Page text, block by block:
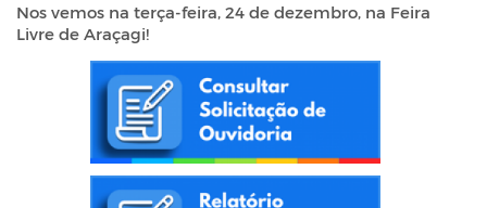
Nos vemos na terça-feira, 24 de dezembro, na Feira
Livre de Araçagi!